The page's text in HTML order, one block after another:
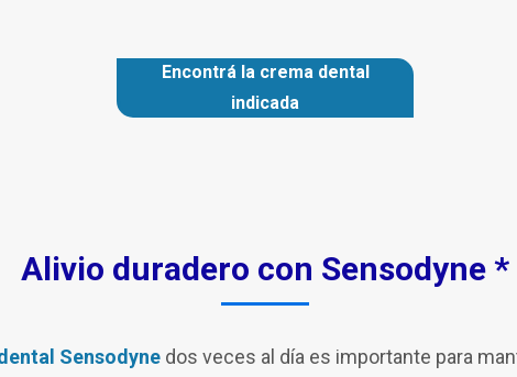
Encontrá la crema dental
indicada
Alivio duradero con Sensodyne *
Sensodyne dos veces al día es importante para